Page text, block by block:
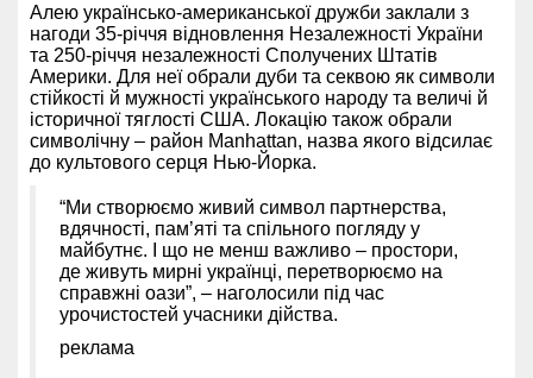
Алею українсько-американської дружби заклали з
нагоди 35-річчя відновлення Незалежності України
та 250-річчя незалежності Сполучених Штатів
Америки. Для неї обрали дуби та секвою як символи
стійкості й мужності українського народу та величі й
історичної тяглості США. Локацію також обрали
символічну – район Manhattan, назва якого відсилає
до культового серця Нью-Йорка.
“Ми створюємо живий символ партнерства,
вдячності, пам’яті та спільного погляду у
майбутнє. І що не менш важливо – простори,
де живуть мирні українці, перетворюємо на
справжні оази”, – наголосили під час
урочистостей учасники дійства.
реклама